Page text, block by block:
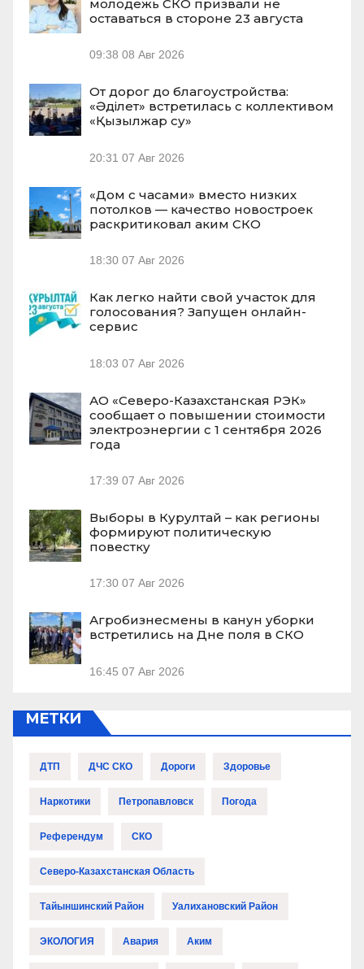
молодежь СКО призвали не
оставаться в стороне 23 августа
09:38 08 Авг 2026
От дорог до благоустройства:
«Әділет» встретилась с коллективом
«Қызылжар су»
20:31 07 Авг 2026
«Дом с часами» вместо низких
потолков — качество новостроек
раскритиковал аким СКО
18:30 07 Авг 2026
Как легко найти свой участок для
голосования? Запущен онлайн-
сервис
18:03 07 Авг 2026
АО «Северо-Казахстанская РЭК»
сообщает о повышении стоимости
электроэнергии с 1 сентября 2026
года
17:39 07 Авг 2026
Выборы в Курултай – как регионы
формируют политическую
повестку
17:30 07 Авг 2026
Агробизнесмены в канун уборки
встретились на Дне поля в СКО
16:45 07 Авг 2026
МЕТКИ
ДТП ДЧС СКО Дороги Здоровье
Наркотики Петропавловск Погода
Референдум СКО
Северо-Казахстанская Область
Тайыншинский Район Уалихановский Район
ЭКОЛОГИЯ Авария Аким